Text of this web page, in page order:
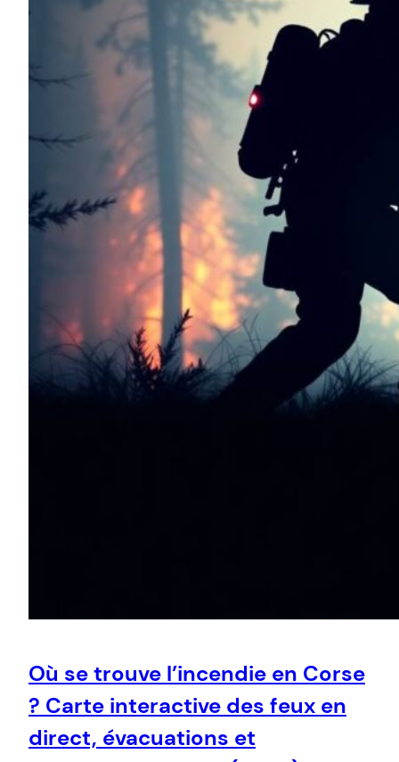
Où se trouve l’incendie en Corse
? Carte interactive des feux en
direct, évacuations et